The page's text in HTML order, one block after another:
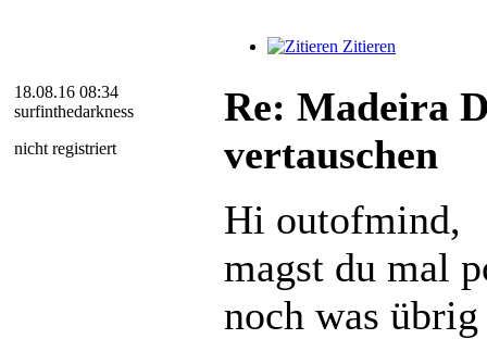
Zitieren
18.08.16 08:34
surfinthedarkness
nicht registriert
Re: Madeira
vertauschen
Hi outofmind,
magst du mal
noch was